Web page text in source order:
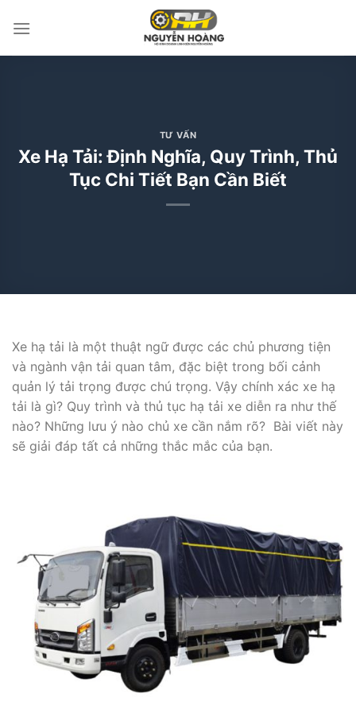
qua
TƯ VẤN
Xe Hạ Tải: Định Nghĩa, Quy Trình, Thủ
Tục Chi Tiết Bạn Cần Biết
Xe hạ tải là một thuật ngữ được các chủ phương tiện
và ngành vận tải quan tâm, đặc biệt trong bối cảnh
quản lý tải trọng được chú trọng. Vậy chính xác xe hạ
tải là gì? Quy trình và thủ tục hạ tải xe diễn ra như thế
nào? Những lưu ý nào chủ xe cần nắm rõ? Bài viết này
sẽ giải đáp tất cả những thắc mắc của bạn.